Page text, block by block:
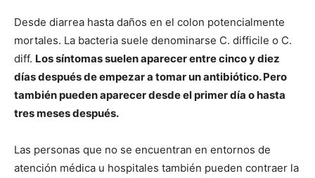
Desde diarrea hasta daños en el colon potencialmente
mortales. La bacteria suele denominarse C. difficile o C.
diff. Los síntomas suelen aparecer entre cinco y diez
días después de empezar a tomar un antibiótico. Pero
también pueden aparecer desde el primer día o hasta
tres meses después.
Las personas que no se encuentran en entornos de
atención médica u hospitales también pueden contraer la